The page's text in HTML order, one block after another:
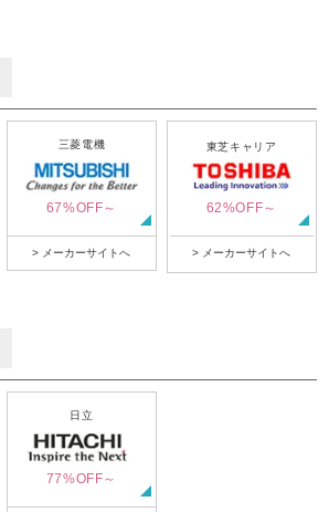
三菱電機
67%OFF～
> メーカーサイトへ
東芝キャリア
62%OFF～
> メーカーサイトへ
日立
77%OFF～